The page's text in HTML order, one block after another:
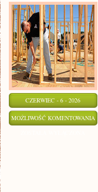
CZERWIEC - 6 - 2026
MOŻLIWOŚĆ KOMENTOWANIA